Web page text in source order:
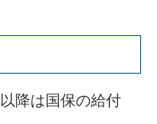
降は国保の給付